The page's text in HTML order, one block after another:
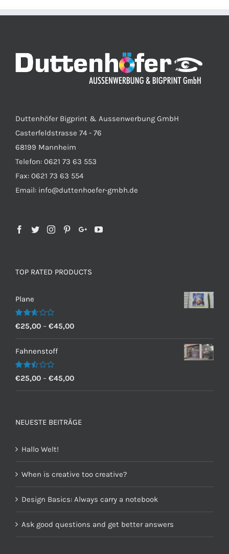
Duttenhöfer Bigprint & Aussenwerbung GmbH
Casterfeldstrasse 74 - 76
68199 Mannheim
Telefon: 0621 73 63 553
Fax: 0621 73 63 554
Email: info@duttenhoefer-gmbh.de
TOP RATED PRODUCTS
Plane
Bewertet
mit
2.60
von 5
€25,00 – €45,00
Fahnenstoff
Bewertet
mit
2.50
€25,00 – €45,00
NEUESTE BEITRÄGE
Hallo Welt!
When is creative too creative?
Design Basics: Always carry a notebook
Ask good questions and get better answers